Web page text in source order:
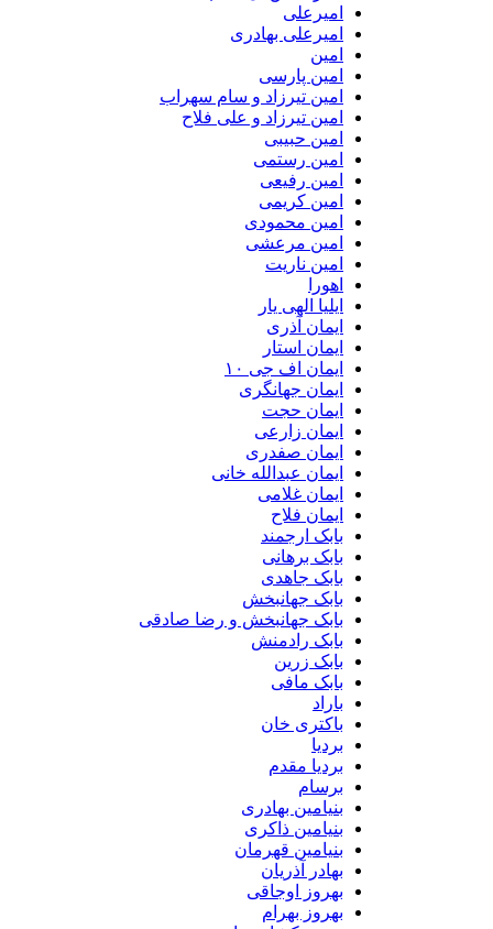
امیرعلی
امیرعلی بهادری
امین
امین پارسی
امین تیرزاد و سام سهراب
امین تیرزاد و علی فلاح
امین حبیبی
امین رستمی
امین رفیعی
امین کریمی
امین محمودی
امین مرعشی
امین ناریت
اهورا
ایلیا الهی یار
ایمان آذری
ایمان استار
ایمان اف جی ۱۰
ایمان جهانگری
ایمان حجت
ایمان زارعی
ایمان صفدری
ایمان عبدالله خانی
ایمان غلامی
ایمان فلاح
بابک ارجمند
بابک برهانی
بابک جاهدی
بابک جهانبخش
بابک جهانبخش و رضا صادقی
بابک رادمنش
بابک زرین
بابک مافی
باراد
باکتری خان
بردیا
بردیا مقدم
برسام
بنیامین بهادری
بنیامین ذاکری
بنیامین قهرمان
بهادر آذریان
بهروز اوجاقی
بهروز بهرام